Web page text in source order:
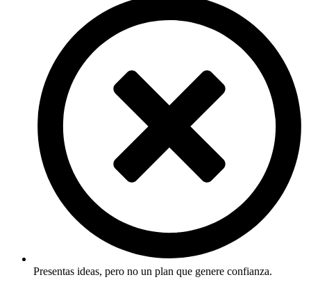
Presentas ideas, pero no un plan que genere confianza.